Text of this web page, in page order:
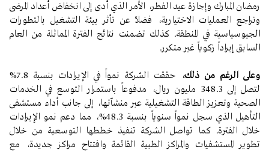
رمضان المبارك وإجازة عيد الفطر، الأمر الذي أدى إلى انخفاض أعداد المرضى
وتراجع العمليات الاختيارية، فضلاً عن تأثر بيئة التشغيل بالتطورات
الجيوسياسية في المنطقة. كذلك تضمنت نتائج الفترة المماثلة من العام
السابق إيراداً زكوياً غير متكرر.
وعلى الرغم من ذلك،
حققت الشركة نمواً في الإيرادات بنسبة 7.8%
لتصل إلى 348.3 مليون ريال، مدفوعاً باستمرار التوسع في الخدمات
الصحية وتعزيز الطاقة التشغيلية عبر منشآتها، إلى جانب أداء مستشفى
التأهيل الذي سجل نمواً سنوياً بنسبة 48.3%، مما دعم نمو الإيرادات
خلال الفترة. كما تواصل الشركة تنفيذ خططها التوسعية من خلال
تطوير المستشفيات والمراكز الطبية القائمة وافتتاح مراكز جديدة، مع